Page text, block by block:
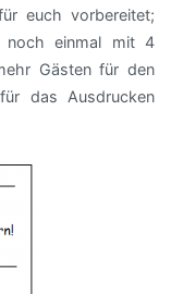
euch vorbereitet;
noch einmal mit 4
Gästen für den
das Ausdrucken